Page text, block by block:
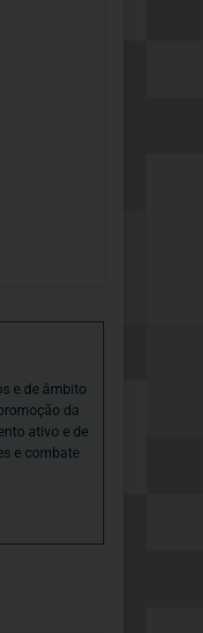
e de âmbito
da
ativo e de
e combate